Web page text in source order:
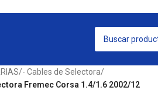
/- Cables de Selectora/
Fremec Corsa 1.4/1.6 2002/12